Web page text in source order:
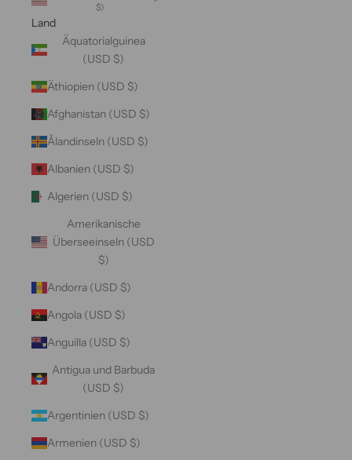
$)
Land
Äquatorialguinea
(USD $)
Äthiopien (USD $)
Afghanistan (USD $)
Ålandinseln (USD $)
Albanien (USD $)
Algerien (USD $)
Amerikanische
Überseeinseln (USD
$)
Andorra (USD $)
Angola (USD $)
Anguilla (USD $)
Antigua und Barbuda
(USD $)
Argentinien (USD $)
Armenien (USD $)